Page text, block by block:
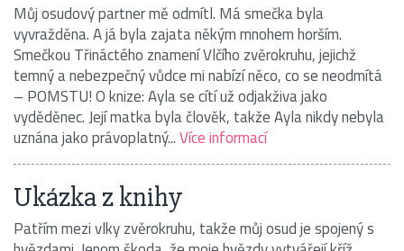
Můj osudový partner mě odmítl. Má smečka byla
vyvražděna. A já byla zajata někým mnohem horším.
Smečkou Třináctého znamení Vlčího zvěrokruhu, jejichž
temný a nebezpečný vůdce mi nabízí něco, co se neodmítá
– POMSTU! O knize: Ayla se cítí už odjakživa jako
vyděděnec. Její matka byla člověk, takže Ayla nikdy nebyla
uznána jako právoplatný...Více informací
Ukázka z knihy
Patřím mezi vlky zvěrokruhu, takže můj osud je spojený s